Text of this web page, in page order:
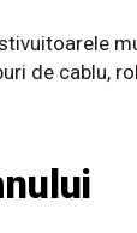
de cablu,